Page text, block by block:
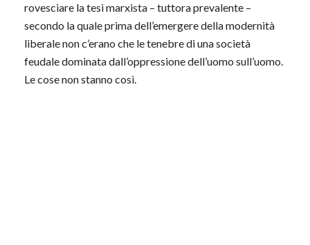
rovesciare la tesi marxista – tuttora prevalente –
secondo la quale prima dell’emergere della modernità
liberale non c’erano che le tenebre di una società
feudale dominata dall’oppressione dell’uomo sull’uomo.
Le cose non stanno così.